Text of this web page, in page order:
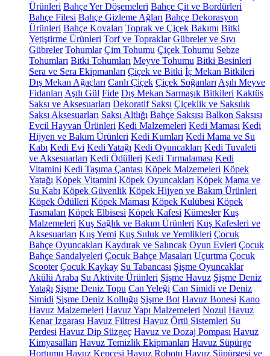
Ürünleri Bahçe Yer Döşemeleri Bahçe Çit ve Bordürleri
Bahçe Filesi Bahçe Gizleme Ağları Bahçe Dekorasyon
Ürünleri Bahçe Kovaları Toprak ve Çiçek Bakımı Bitki
Yetiştirme Ürünleri Torf ve Topraklar Gübreler ve Sıvı
Gübreler Tohumlar Çim Tohumu Çiçek Tohumu Sebze
Tohumları Bitki Tohumları Meyve Tohumu Bitki Besinleri
Sera ve Sera Ekipmanları Çiçek ve Bitki İç Mekan Bitkileri
Dış Mekan Ağaçları Canlı Çiçek Çiçek Soğanları Aşılı Meyve
Fidanları Aşılı Gül Fide Dış Mekan Sarmaşık Bitkileri Kaktüs
Saksı ve Aksesuarları Dekoratif Saksı Çiçeklik ve Saksılık
Saksı Aksesuarları Saksı Altlığı Bahçe Saksısı Balkon Saksısı
Evcil Hayvan Ürünleri Kedi Malzemeleri Kedi Maması Kedi
Hijyen ve Bakım Ürünleri Kedi Kumları Kedi Mama ve Su
Kabı Kedi Evi Kedi Yatağı Kedi Oyuncakları Kedi Tuvaleti
ve Aksesuarları Kedi Ödülleri Kedi Tırmalaması Kedi
Vitamini Kedi Taşıma Çantası Köpek Malzemeleri Köpek
Yatağı Köpek Vitamini Köpek Oyuncakları Köpek Mama ve
Su Kabı Köpek Güvenlik Köpek Hijyen ve Bakım Ürünleri
Köpek Ödülleri Köpek Maması Köpek Kulübesi Köpek
Tasmaları Köpek Elbisesi Köpek Kafesi Kümesler Kuş
Malzemeleri Kuş Sağlık ve Bakım Ürünleri Kuş Kafesleri ve
Aksesuarları Kuş Yemi Kuş Suluk ve Yemlikleri Çocuk
Bahçe Oyuncakları Kaydırak ve Salıncak Oyun Evleri Çocuk
Bahçe Sandalyeleri Çocuk Bahçe Masaları Uçurtma Çocuk
Scooter Çocuk Kaykay Su Tabancası Şişme Oyuncaklar
Akülü Araba Su Aktivite Ürünleri Şişme Havuz Şişme Deniz
Yatağı Şişme Deniz Topu Can Yeleği Can Simidi ve Deniz
Simidi Şişme Deniz Kolluğu Şişme Bot Havuz Bonesi Kano
Havuz Malzemeleri Havuz Yapı Malzemeleri Nozul Havuz
Kenar Izgarası Havuz Filtresi Havuz Örtü Sistemleri Su
Perdesi Havuz Dip Süzgeç Havuz ve Dozaj Pompası Havuz
Kimyasalları Havuz Temizlik Ekipmanları Havuz Süpürge
Hortumu Havuz Kepçesi Havuz Robotu Havuz Süpürgesi ve